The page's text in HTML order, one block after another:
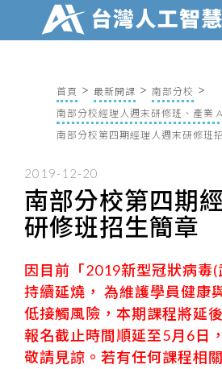
首頁 最新開課
南部分校
南部分校經理人週末研修班、產業
南部分校第四期經理人週末研修班
2019-12-20
南部分校第四期
研修班招生簡章
因目前「2019新型冠狀病毒
持續延燒， 為維護學員健康
低接觸風險，本期課程將延
報名截止時間順延至5月6日
敬請見諒。若有任何課程相